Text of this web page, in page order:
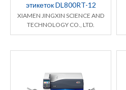
этикеток DL800RT-12
XIAMEN JINGXIN SCIENCE AND
TECHNOLOGY CO., LTD.